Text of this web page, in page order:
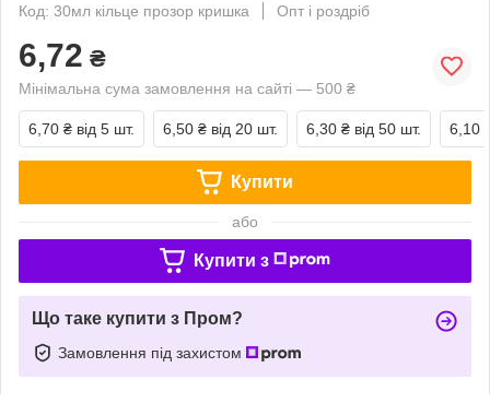
Код: 30мл кільце прозор кришка
Опт і роздріб
6,72 ₴
Мінімальна сума замовлення на сайті — 500 ₴
6,70 ₴ від 5 шт. 6,50 ₴ від 20 шт. 6,30 ₴ від 50 шт. 6,10
Купити
або
Купити з
Що таке купити з Пром?
Замовлення під захистом